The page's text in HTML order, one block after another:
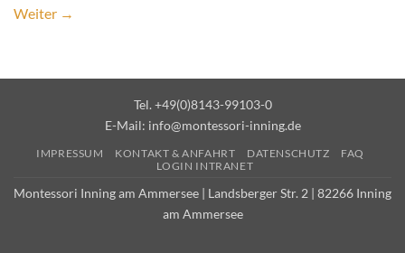
Weiter →
Tel. +49(0)8143-99103-0
E-Mail: info@montessori-inning.de
IMPRESSUM KONTAKT & ANFAHRT DATENSCHUTZ
FAQ
LOGIN INTRANET
Montessori Inning am Ammersee | Landsberger Str. 2 | 82266 Inning
am Ammersee